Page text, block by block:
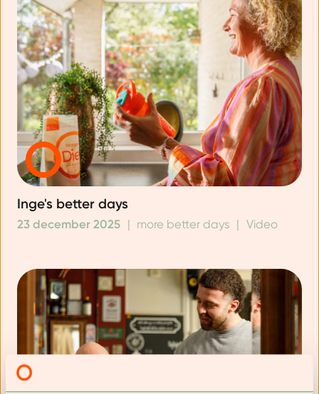
Inge's better days
23 december 2025 more better days Video